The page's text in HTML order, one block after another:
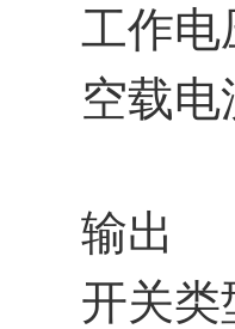
工作电
空载
输出
开关类